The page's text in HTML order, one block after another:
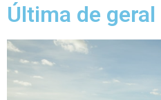
Última de geral